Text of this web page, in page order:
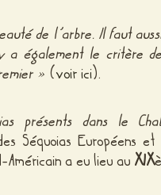
de l’arbre. Il faut
y a également le critère
» (voir ici).
présents dans le
Séquoias Européens
a eu lieu au XIX